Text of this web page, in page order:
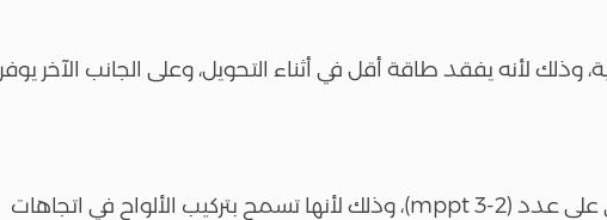
وذلك لأنه يفقد طاقة أقل في أثناء التحويل، وعلى الجانب الآخر يوفر
ترتفع تكلفة أنواع الإنفرتر التي تحتوي على عدد (2-3 mppt)، وذلك لأنها تسمح بتركيب الألواح في اتجاهات